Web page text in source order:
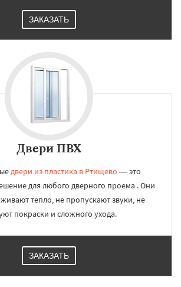
ЗАКАЗАТЬ
Двери ПВХ
двери из пластика в Ртищево — это
для любого дверного проема . Они
тепло, не пропускают звуки, не
покраски и сложного ухода.
ЗАКАЗАТЬ